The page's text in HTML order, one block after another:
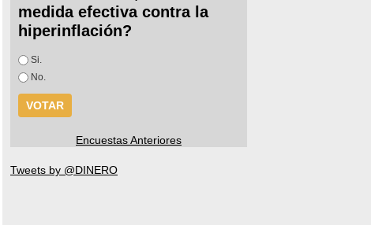
medida efectiva contra la
hiperinflación?
Opciones
Si.
No.
Encuestas Anteriores
Tweets by @DINERO